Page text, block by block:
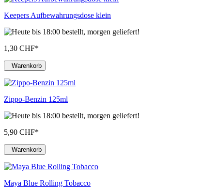
Keepers Aufbewahrungsdose klein
1,30 CHF*
Warenkorb
Zippo-Benzin 125ml
5,90 CHF*
Warenkorb
Maya Blue Rolling Tobacco